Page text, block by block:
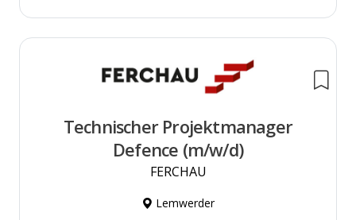
Technischer Projektmanager
Defence (m/w/d)
FERCHAU
Lemwerder